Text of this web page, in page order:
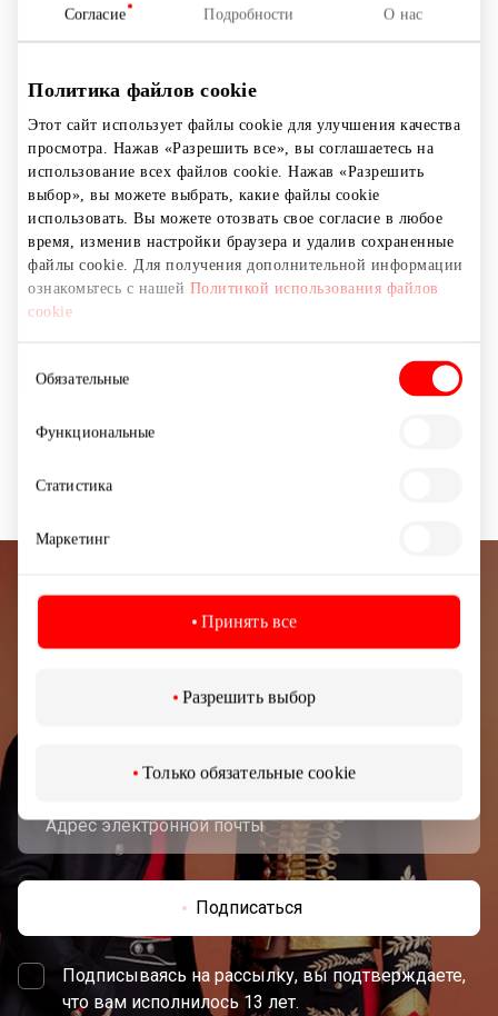
Согласие Подробности О нас
Политика файлов cookie
Этот сайт использует файлы cookie для улучшения качества
просмотра. Нажав «Разрешить все», вы соглашаетесь на
использование всех файлов cookie. Нажав «Разрешить
выбор», вы можете выбрать, какие файлы cookie
использовать. Вы можете отозвать свое согласие в любое
время, изменив настройки браузера и удалив сохраненные
файлы cookie. Для получения дополнительной информации
ознакомьтесь с нашей Политикой использования файлов
cookie
согласия
Обязательные
Функциональные
Статистика
Маркетинг
Принять все
Разрешить выбор
Только обязательные cookie
LIETUVOS DRAUDIMAS
Подписывайтесь на рассылку
новостей
Узнайте первыми о лучших предложениях,
мероприятиях и самой свежей информации от
Подписаться
Подписываясь на рассылку, вы подтверждаете,
что вам исполнилось 13 лет.